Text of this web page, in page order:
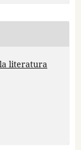
literatura